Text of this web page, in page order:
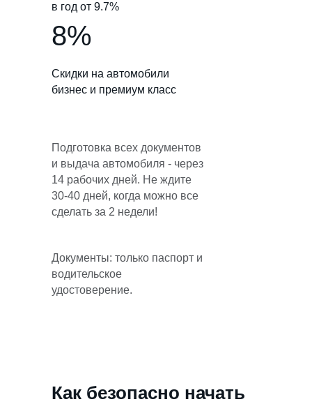
в год от 9.7%
8%
Скидки на автомобили
бизнес и премиум класс
Подготовка всех документов
и выдача автомобиля - через
14 рабочих дней. Не ждите
30-40 дней, когда можно все
сделать за 2 недели!
Документы: только паспорт и
водительское
удостоверение.
Как безопасно начать